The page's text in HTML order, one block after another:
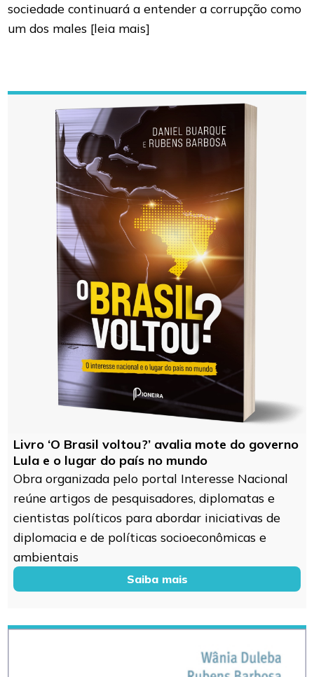
sociedade continuará a entender a corrupção como
um dos males [leia mais]
Livro ‘O Brasil voltou?’ avalia mote do governo
Lula e o lugar do país no mundo
Obra organizada pelo portal Interesse Nacional
reúne artigos de pesquisadores, diplomatas e
cientistas políticos para abordar iniciativas de
diplomacia e de políticas socioeconômicas e
ambientais
Saiba mais